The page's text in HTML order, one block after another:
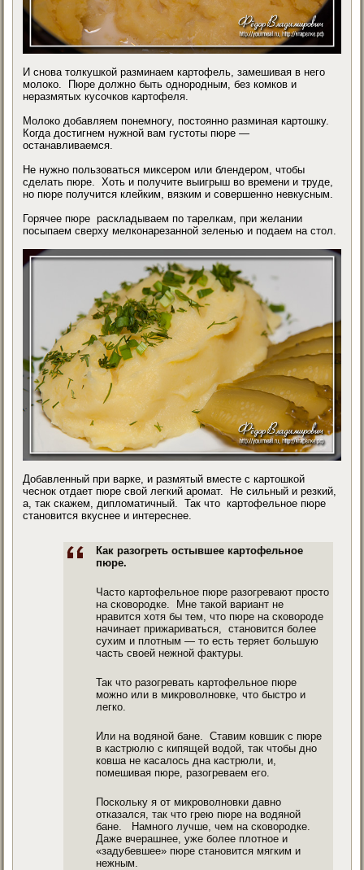
И снова толкушкой разминаем картофель, замешивая в него
молоко. Пюре должно быть однородным, без комков и
неразмятых кусочков картофеля.
Молоко добавляем понемногу, постоянно разминая картошку.
Когда достигнем нужной вам густоты пюре —
останавливаемся.
Не нужно пользоваться миксером или блендером, чтобы
сделать пюре. Хоть и получите выигрыш во времени и труде,
но пюре получится клейким, вязким и совершенно невкусным.
Горячее пюре раскладываем по тарелкам, при желании
посыпаем сверху мелконарезанной зеленью и подаем на стол.
Добавленный при варке, и размятый вместе с картошкой
чеснок отдает пюре свой легкий аромат. Не сильный и резкий,
а, так скажем, дипломатичный. Так что картофельное пюре
становится вкуснее и интереснее.
Как разогреть остывшее картофельное
пюре.
Часто картофельное пюре разогревают просто
на сковородке. Мне такой вариант не
нравится хотя бы тем, что пюре на сковороде
начинает прижариваться, становится более
сухим и плотным — то есть теряет большую
часть своей нежной фактуры.
Так что разогревать картофельное пюре
можно или в микроволновке, что быстро и
легко.
Или на водяной бане. Ставим ковшик с пюре
в кастрюлю с кипящей водой, так чтобы дно
ковша не касалось дна кастрюли, и,
помешивая пюре, разогреваем его.
Поскольку я от микроволновки давно
отказался, так что грею пюре на водяной
бане. Намного лучше, чем на сковородке.
Даже вчерашнее, уже более плотное и
«задубевшее» пюре становится мягким и
нежным.